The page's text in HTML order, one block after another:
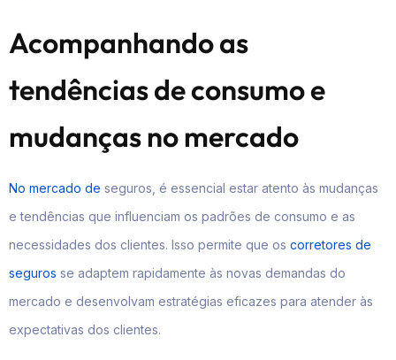
Acompanhando as
tendências de consumo e
mudanças no mercado
No mercado de seguros, é essencial estar atento às mudanças
e tendências que influenciam os padrões de consumo e as
necessidades dos clientes. Isso permite que os corretores de
seguros se adaptem rapidamente às novas demandas do
mercado e desenvolvam estratégias eficazes para atender às
expectativas dos clientes.